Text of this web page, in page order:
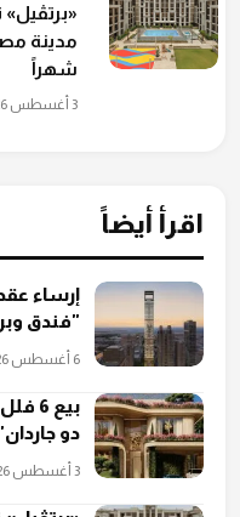
شهراً
3 أغسطس 2026
اقرأ أيضاً
إرساء
"فندق
6 أغسطس 2026
دو
3 أغسطس 2026